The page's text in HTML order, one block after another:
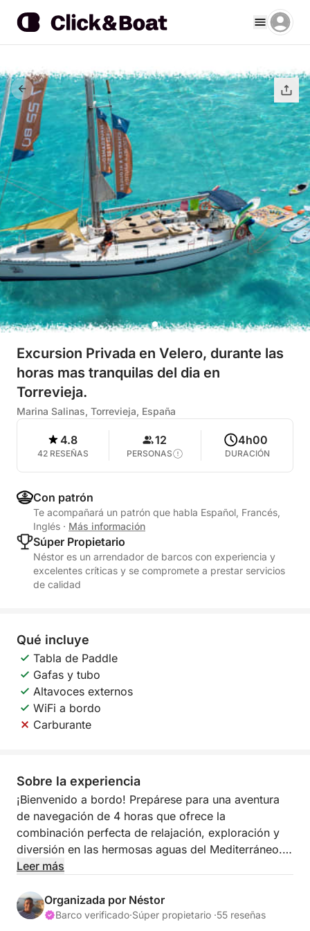
Excursion Privada en Velero, durante las
horas mas tranquilas del dia en
Torrevieja.
Marina Salinas, Torrevieja, España
4.8
42 RESEÑAS
12
PERSONAS
4h00
DURACIÓN
Con patrón
Te acompañará un patrón que habla Español, Francés,
Inglés · Más información
Súper Propietario
Néstor es un arrendador de barcos con experiencia y
excelentes críticas y se compromete a prestar servicios
de calidad
Qué incluye
Tabla de Paddle
Gafas y tubo
Altavoces externos
WiFi a bordo
Carburante
Sobre la experiencia
¡Bienvenido a bordo! Prepárese para una aventura
de navegación de 4 horas que ofrece la
combinación perfecta de relajación, exploración y
diversión en las hermosas aguas del Mediterráneo.
escapar del bullicio y disfrutar del tranquilo ritmo del
mar. Ya sea que desee relajarse, nadar o
Leer más
Organizada por Néstor
Barco verificado·Súper propietario ·55 reseñas